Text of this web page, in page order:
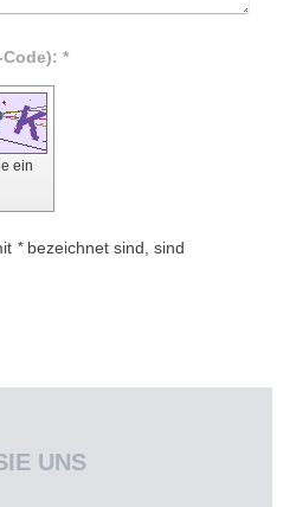
Captcha (Spam-Schutz-Code): *
ein
*bezeichnet sind, sind
UNS